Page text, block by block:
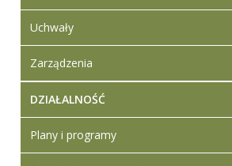
Uchwały
Zarządzenia
DZIAŁALNOŚĆ
Plany i programy